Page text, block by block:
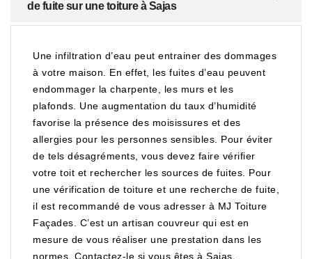
de fuite sur une toiture à Sajas
Une infiltration d’eau peut entrainer des dommages
à votre maison. En effet, les fuites d’eau peuvent
endommager la charpente, les murs et les
plafonds. Une augmentation du taux d’humidité
favorise la présence des moisissures et des
allergies pour les personnes sensibles. Pour éviter
de tels désagréments, vous devez faire vérifier
votre toit et rechercher les sources de fuites. Pour
une vérification de toiture et une recherche de fuite,
il est recommandé de vous adresser à MJ Toiture
Façades. C’est un artisan couvreur qui est en
mesure de vous réaliser une prestation dans les
normes. Contactez-le si vous êtes à Sajas.